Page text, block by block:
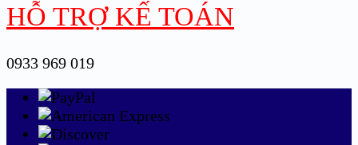
HỖ TRỢ KẾ TOÁN
0933 969 019